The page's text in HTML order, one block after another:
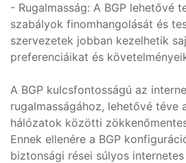
- Rugalmasság: A BGP lehetővé
szabályok finomhangolását és
szervezetek jobban kezelhetik
preferenciáikat és
A BGP kulcsfontosságú az
rugalmasságához, lehetővé téve
hálózatok közötti
Ennek ellenére a BGP
biztonsági rései súlyos